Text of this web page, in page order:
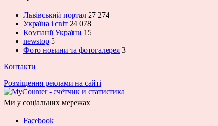
Львівський портал 27 274
Україна і світ 24 078
Компанії України 15
newstop 3
Фото новини та фотогалерея 3
Контакти
Розміщення реклами на сайті
Ми у соціальних мережах
Facebook